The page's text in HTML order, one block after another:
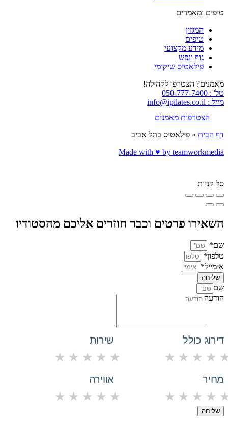
טיפים ומאמרים
המגזין
טיפים
מידע מקצועי
גוף ונפש
פילאטיס שיקומי
מאמנים? הצטרפו לקהילה!
טל' : 050-777-7400
מייל : info@ipilates.co.il
הצטרפות מאמנים
דף הבית » פילאטיס בתל אביב
Made with ♥️ by teamworkmedia
סל קניות
השאירו פרטים וכבר חוזרים אליכם מהסטודיו
שם*
טלפון*
אימייל*
שליחה
שם
הודעה
דירוג כולל
★ ★ ★ ★
שירות
★ ★ ★ ★ ★
מחיר
★ ★ ★ ★
אווירה
★ ★ ★ ★ ★
שליחה